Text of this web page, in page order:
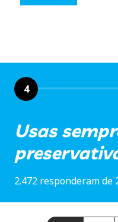
4
Usas
2.472 responderam de